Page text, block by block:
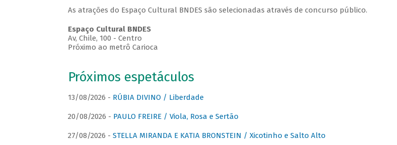
As atrações do Espaço Cultural BNDES são selecionadas através de concurso público.
Espaço Cultural BNDES
Av, Chile, 100 - Centro
Próximo ao metrô Carioca
Próximos espetáculos
13/08/2026 - RÚBIA DIVINO / Liberdade
20/08/2026 - PAULO FREIRE / Viola, Rosa e Sertão
27/08/2026 - STELLA MIRANDA E KATIA BRONSTEIN / Xicotinho e Salto Alto